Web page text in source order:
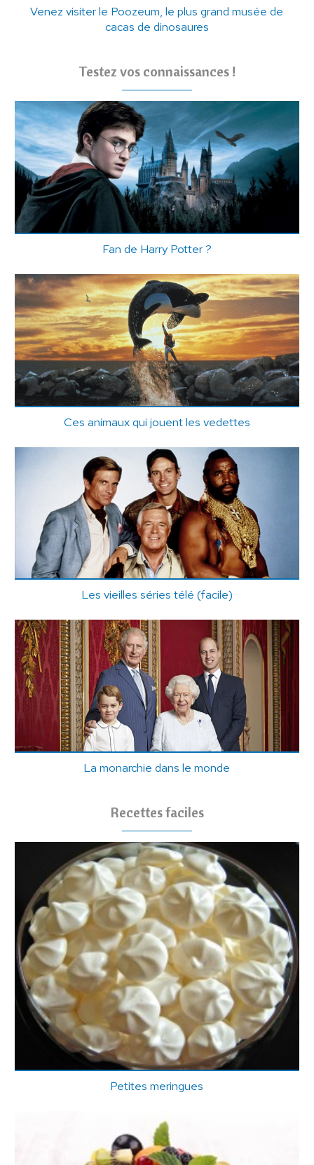
Venez visiter le Poozeum, le plus grand musée de
cacas de dinosaures
Testez vos connaissances !
Fan de Harry Potter ?
Ces animaux qui jouent les vedettes
Les vieilles séries télé (facile)
La monarchie dans le monde
Recettes faciles
Petites meringues